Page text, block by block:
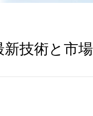
技術と市場